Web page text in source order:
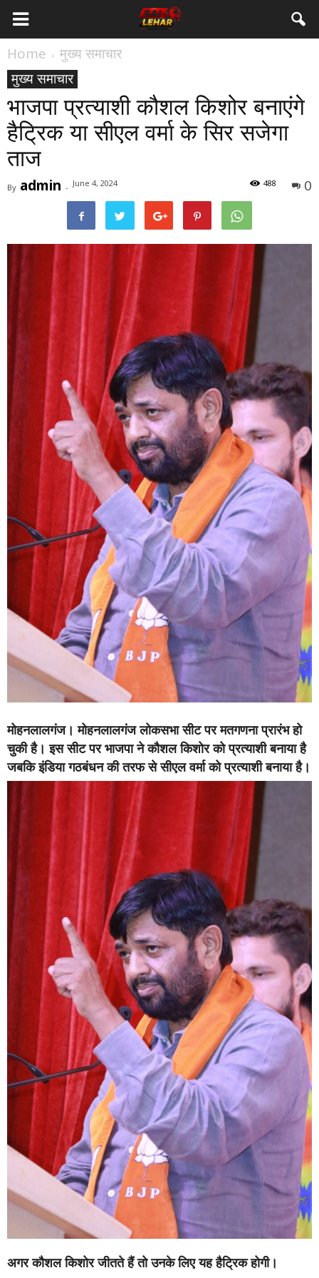
Home
मुख्य समाचार
मुख्य समाचार
भाजपा प्रत्याशी कौशल किशोर बनाएंगे
हैट्रिक या सीएल वर्मा के सिर सजेगा
ताज
By admin - June 4, 2024 0
488
मोहनलालगंज। मोहनलालगंज लोकसभा सीट पर मतगणना प्रारंभ हो
चुकी है। इस सीट पर भाजपा ने कौशल किशोर को प्रत्याशी बनाया है
जबकि इंडिया गठबंधन की तरफ से सीएल वर्मा को प्रत्याशी बनाया है।
अगर कौशल किशोर जीतते हैं तो उनके लिए यह हैट्रिक होगी।